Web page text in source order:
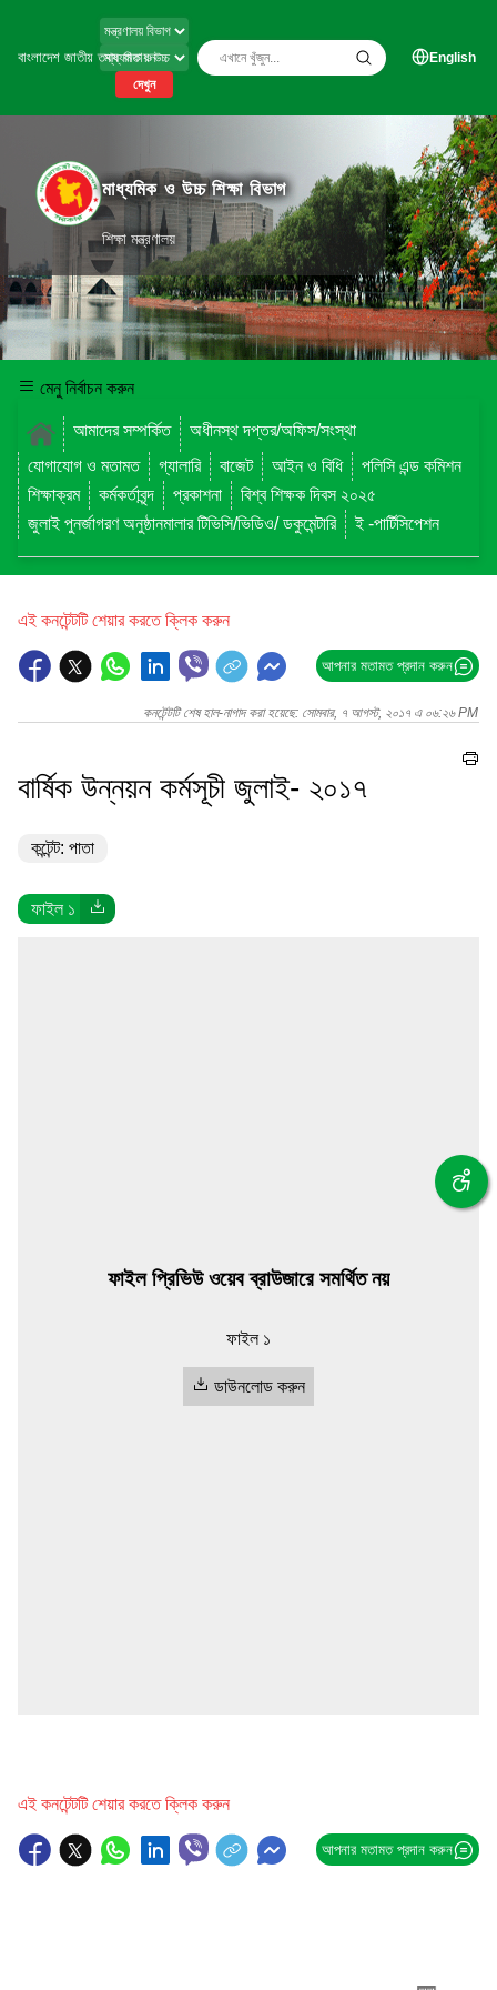
বাংলাদেশ জাতীয় তথ্য বাতায়ন
দেখুন
English
মাধ্যমিক ও উচ্চ শিক্ষা বিভাগ
শিক্ষা মন্ত্রণালয়
মেনু নির্বাচন করুন
আমাদের সম্পর্কিত
অধীনস্থ দপ্তর/অফিস/সংস্থা
যোগাযোগ ও মতামত
গ্যালারি বাজেট আইন ও বিধি
পলিসি এন্ড কমিশন
শিক্ষাক্রম
কর্মকর্তাবৃন্দ প্রকাশনা
বিশ্ব শিক্ষক দিবস ২০২৫
জুলাই পুনর্জাগরণ অনুষ্ঠানমালার টিভিসি/ভিডিও/ ডকুমেন্টারি
ই -পার্টিসিপেশন
এই কনটেন্টটি শেয়ার করতে ক্লিক করুন
আপনার মতামত প্রদান করুন
কনটেন্টটি শেষ হাল-নাগাদ করা হয়েছে: সোমবার, ৭ আগস্ট, ২০১৭ এ ০৬:২৬ PM
বার্ষিক উন্নয়ন কর্মসূচী জুলাই- ২০১৭
কন্টেন্ট: পাতা
ফাইল ১
ফাইল প্রিভিউ ওয়েব ব্রাউজারে সমর্থিত নয়
ফাইল ১
ডাউনলোড করুন
এই কনটেন্টটি শেয়ার করতে ক্লিক করুন
আপনার মতামত প্রদান করুন